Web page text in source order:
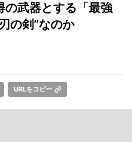
の武器とする「最強
の剣”なのか
URLをコピー